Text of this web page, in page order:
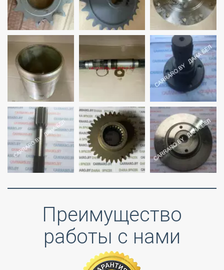
Преимущество
работы с нами